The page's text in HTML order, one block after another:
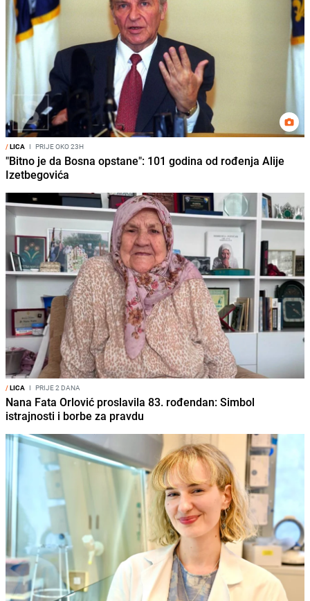
/LICA I PRIJE OKO 23H
"Bitno je da Bosna opstane": 101 godina od rođenja Alije
Izetbegovića
/LICA I PRIJE 2 DANA
Nana Fata Orlović proslavila 83. rođendan: Simbol
istrajnosti i borbe za pravdu